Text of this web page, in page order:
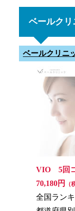
ベールクリ
ベールクリニ
VIO 5回
70,180円
（
全国ラン